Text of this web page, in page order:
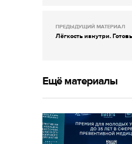
ПРЕДЫДУЩИЙ МАТЕРИАЛ
Лёгкость изнутри.
Ещё материалы